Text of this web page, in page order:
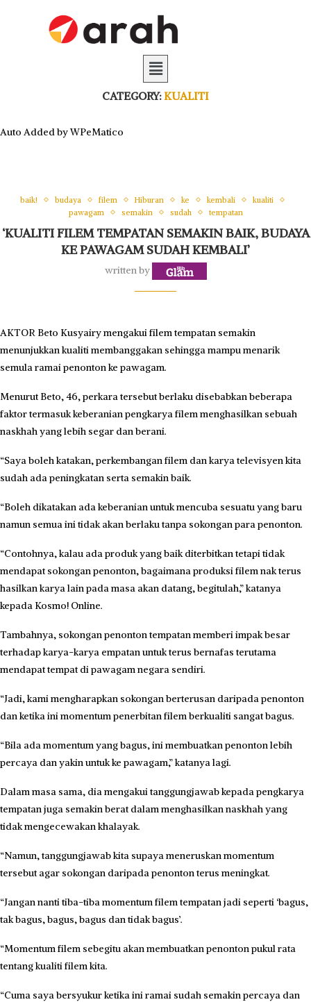
CATEGORY: KUALITI
Auto Added by WPeMatico
baik! budaya filem Hiburan ke kembali
kualiti
pawagam
semakin sudah tempatan
‘KUALITI FILEM TEMPATAN SEMAKIN BAIK, BUDAYA
KE PAWAGAM SUDAH KEMBALI’
written by
AKTOR Beto Kusyairy mengakui filem tempatan semakin
menunjukkan kualiti membanggakan sehingga mampu menarik
semula ramai penonton ke pawagam.
Menurut Beto, 46, perkara tersebut berlaku disebabkan beberapa
faktor termasuk keberanian pengkarya filem menghasilkan sebuah
naskhah yang lebih segar dan berani.
“Saya boleh katakan, perkembangan filem dan karya televisyen kita
sudah ada peningkatan serta semakin baik.
“Boleh dikatakan ada keberanian untuk mencuba sesuatu yang baru
namun semua ini tidak akan berlaku tanpa sokongan para penonton.
“Contohnya, kalau ada produk yang baik diterbitkan tetapi tidak
mendapat sokongan penonton, bagaimana produksi filem nak terus
hasilkan karya lain pada masa akan datang, begitulah,” katanya
kepada Kosmo! Online.
Tambahnya, sokongan penonton tempatan memberi impak besar
terhadap karya-karya empatan untuk terus bernafas terutama
mendapat tempat di pawagam negara sendiri.
“Jadi, kami mengharapkan sokongan berterusan daripada penonton
dan ketika ini momentum penerbitan filem berkualiti sangat bagus.
“Bila ada momentum yang bagus, ini membuatkan penonton lebih
percaya dan yakin untuk ke pawagam,” katanya lagi.
Dalam masa sama, dia mengakui tanggungjawab kepada pengkarya
tempatan juga semakin berat dalam menghasilkan naskhah yang
tidak mengecewakan khalayak.
“Namun, tanggungjawab kita supaya meneruskan momentum
tersebut agar sokongan daripada penonton terus meningkat.
“Jangan nanti tiba-tiba momentum filem tempatan jadi seperti ‘bagus,
tak bagus, bagus, bagus dan tidak bagus’.
“Momentum filem sebegitu akan membuatkan penonton pukul rata
tentang kualiti filem kita.
“Cuma saya bersyukur ketika ini ramai sudah semakin percaya dan